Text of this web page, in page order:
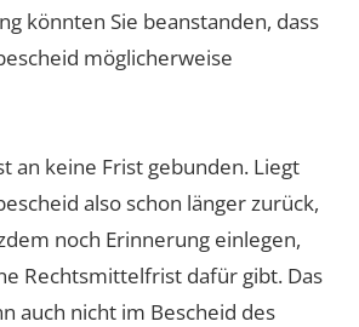
könnten Sie beanstanden, dass
möglicherweise
an keine Frist gebunden. Liegt
also schon länger zurück,
noch Erinnerung einlegen,
Rechtsmittelfrist dafür gibt. Das
auch nicht im Bescheid des